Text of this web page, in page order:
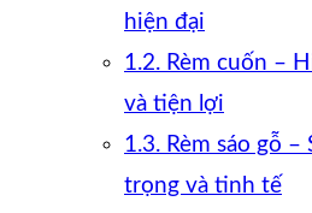
hiện đại
1.2. Rèm cuốn –
và tiện lợi
1.3. Rèm sáo gỗ –
trọng và tinh tế